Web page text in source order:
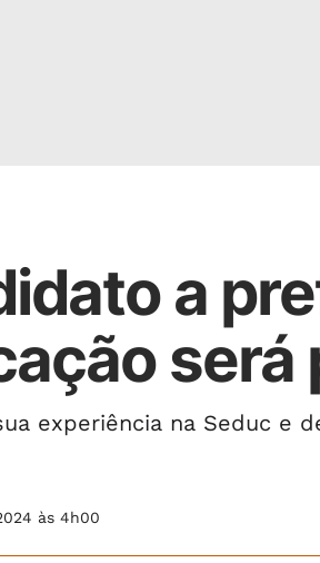
a
será
experiência na Seduc e
às 4h00